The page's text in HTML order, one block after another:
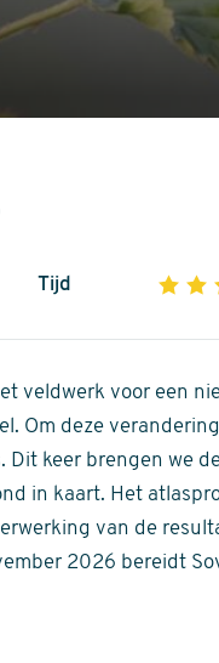
Tijd 1 2
of
5
stars
veldwerk voor een
Om deze
Dit keer brengen we
in kaart. Het
van de
2026 bereidt